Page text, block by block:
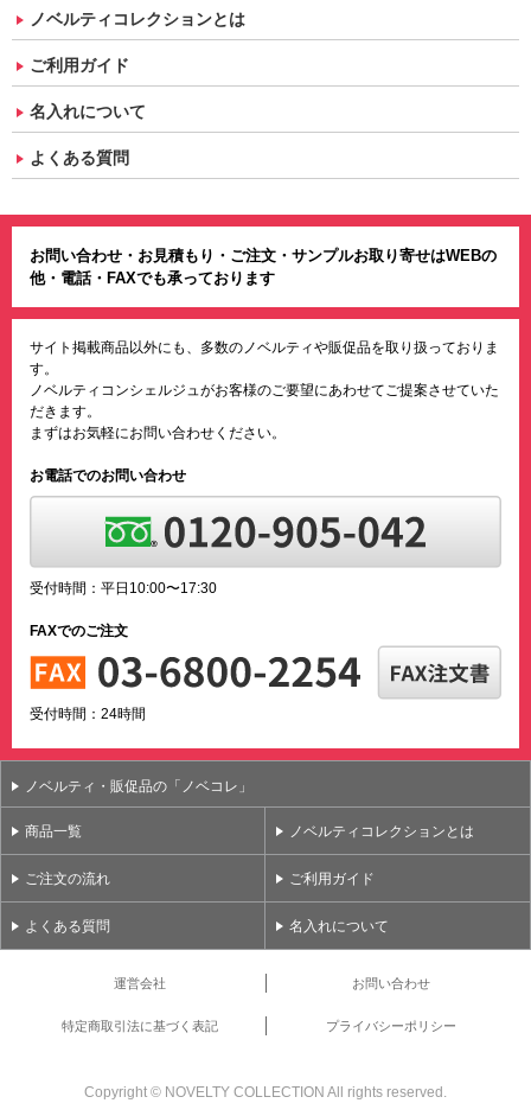
ノベルティコレクションとは
ご利用ガイド
名入れについて
よくある質問
お問い合わせ・お見積もり・ご注文・サンプルお取り寄せはWEBの
他・電話・FAXでも承っております
サイト掲載商品以外にも、多数のノベルティや販促品を取り扱っておりま
す。
ノベルティコンシェルジュがお客様のご要望にあわせてご提案させていた
だきます。
まずはお気軽にお問い合わせください。
お電話でのお問い合わせ
受付時間：平日10:00〜17:30
FAXでのご注文
受付時間：24時間
ノベルティ・販促品の「ノベコレ」
商品一覧 ノベルティコレクションとは
ご注文の流れ ご利用ガイド
よくある質問 名入れについて
運営会社 お問い合わせ
特定商取引法に基づく表記 プライバシーポリシー
Copyright © NOVELTY COLLECTION All rights reserved.